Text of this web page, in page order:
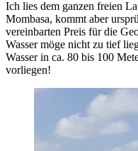
Ich lies dem ganzen freien
Mombasa, kommt aber
vereinbarten Preis für die
Wasser möge nicht zu tief
Wasser in ca. 80 bis 100
vorliegen!